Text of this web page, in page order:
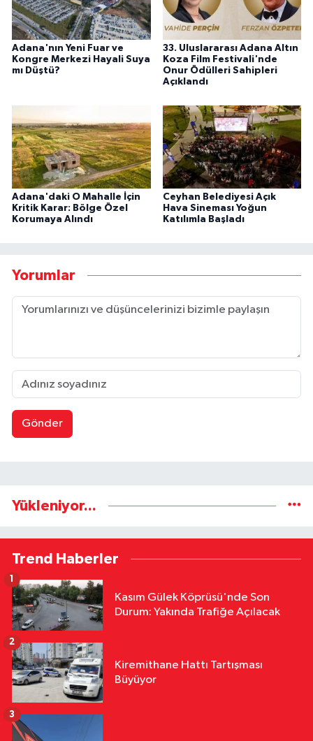
Adana'nın Yeni Fuar ve
Kongre Merkezi Hayali Suya
mı Düştü?
33. Uluslararası Adana Altın
Koza Film Festivali'nde
Onur Ödülleri Sahipleri
Açıklandı
Adana'daki O Mahalle İçin
Kritik Karar: Bölge Özel
Korumaya Alındı
Ceyhan Belediyesi Açık
Hava Sineması Yoğun
Katılımla Başladı
Yorumlar
Gönder
Yükleniyor...
Trend Haberler
Kasım Gülek Köprüsü'nde Son
Durum: Yakında Trafiğe Açılacak
1
Kiremithane Hattı Tartışması
Büyüyor
2
3